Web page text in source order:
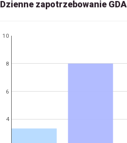
Dzienne zapotrzebowanie GDA
4
6
8
10